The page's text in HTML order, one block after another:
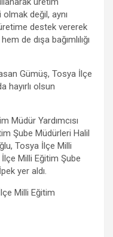
değil, aynı
destek vererek
de dışa bağımlılığı
Gümüş, Tosya İlçe
hayırlı olsun
Müdür Yardımcısı
Şube Müdürleri Halil
Tosya İlçe Milli
Milli Eğitim Şube
yer aldı.
Milli Eğitim